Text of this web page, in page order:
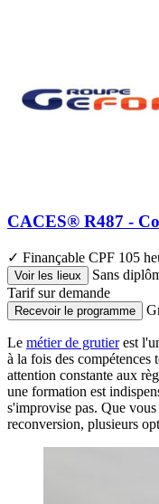
CACES® R487 -
✓ Finançable CPF 105
Voir les lieux
Sans
Tarif sur demande
Recevoir le programme
Le métier de grutierest
à la fois des compétences
attention constante aux
une formation est
s'improvise pas. Que
reconversion, plusieurs